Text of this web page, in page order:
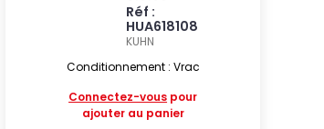
Réf :
HUA618108
KUHN
Conditionnement : Vrac
Connectez-vous pour
ajouter au panier